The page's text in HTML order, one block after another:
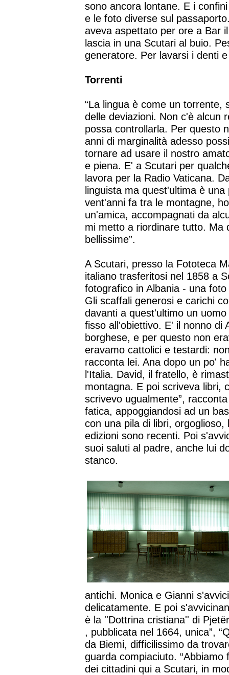
sono ancora lontane. E i
e le foto diverse sul
aveva aspettato per ore a Bar
lascia in una Scutari al buio.
generatore. Per lavarsi i denti
Torrenti
“La lingua è come un torrente,
delle deviazioni. Non c'è alcun
possa controllarla. Per questo
anni di marginalità adesso
tornare ad usare il nostro
e piena. E' a Scutari per
lavora per la Radio Vaticana.
linguista ma quest'ultima è
vent'anni fa tra le montagne,
un'amica, accompagnati da
mi metto a riordinare tutto. Ma
bellissime”.
A Scutari, presso la Fototeca
italiano trasferitosi nel 1858 a
fotografico in Albania - una
Gli scaffali generosi e carichi
davanti a quest'ultimo un
fisso all'obiettivo. E' il nonno di
borghese, e per questo non
eravamo cattolici e testardi:
racconta lei. Ana dopo un po'
l'Italia. David, il fratello, è
montagna. E poi scriveva libri,
scrivevo ugualmente”,
fatica, appoggiandosi ad un
con una pila di libri,
edizioni sono recenti. Poi
suoi saluti al padre, anche lui
stanco.
antichi. Monica e Gianni
delicatamente. E poi
è la ''Dottrina cristiana'' di
, pubblicata nel 1664, unica”,
da Biemi, difficilissimo da
guarda compiaciuto.
dei cittadini qui a Scutari, in